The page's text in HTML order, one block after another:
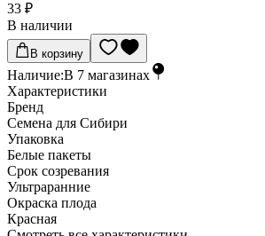
33 ₽
В наличии
В корзину
Наличие:В 7 магазинах
Характеристики
Бренд
Семена для Сибири
Упаковка
Белые пакеты
Срок созревания
Ультраранние
Окраска плода
Красная